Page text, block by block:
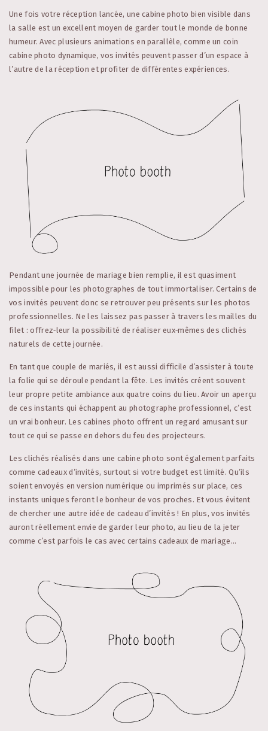
Une fois votre réception lancée, une cabine photo bien visible dans
la salle est un excellent moyen de garder tout le monde de bonne
humeur. Avec plusieurs animations en parallèle, comme un coin
cabine photo dynamique, vos invités peuvent passer d’un espace à
l’autre de la réception et profiter de différentes expériences.
Pendant une journée de mariage bien remplie, il est quasiment
impossible pour les photographes de tout immortaliser. Certains de
vos invités peuvent donc se retrouver peu présents sur les photos
professionnelles. Ne les laissez pas passer à travers les mailles du
filet : offrez‑leur la possibilité de réaliser eux‑mêmes des clichés
naturels de cette journée.
En tant que couple de mariés, il est aussi difficile d’assister à toute
la folie qui se déroule pendant la fête. Les invités créent souvent
leur propre petite ambiance aux quatre coins du lieu. Avoir un aperçu
de ces instants qui échappent au photographe professionnel, c’est
un vrai bonheur. Les cabines photo offrent un regard amusant sur
tout ce qui se passe en dehors du feu des projecteurs.
Les clichés réalisés dans une cabine photo sont également parfaits
comme cadeaux d’invités, surtout si votre budget est limité. Qu’ils
soient envoyés en version numérique ou imprimés sur place, ces
instants uniques feront le bonheur de vos proches. Et vous évitent
de chercher une autre idée de cadeau d’invités ! En plus, vos invités
auront réellement envie de garder leur photo, au lieu de la jeter
comme c’est parfois le cas avec certains cadeaux de mariage…